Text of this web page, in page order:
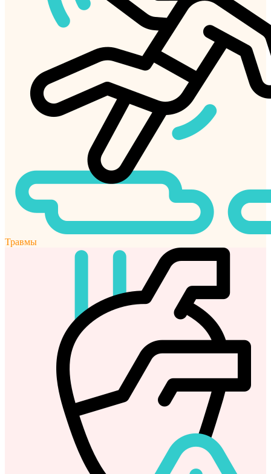
Травмы